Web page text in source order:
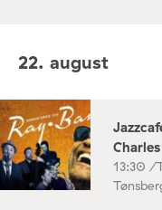
22. august
Charles
13:30 /